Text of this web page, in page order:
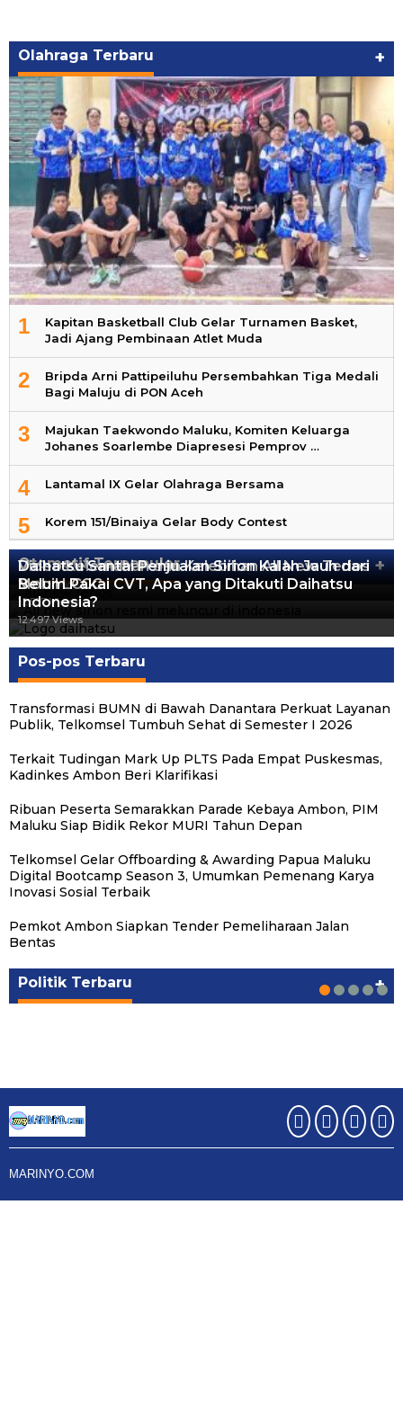
Olahraga Terbaru +
1
Kapitan Basketball Club Gelar Turnamen Basket,
Jadi Ajang Pembinaan Atlet Muda
2
Bripda Arni Pattipeiluhu Persembahkan Tiga Medali
Bagi Maluju di PON Aceh
3
Majukan Taekwondo Maluku, Komiten Keluarga
Johanes Soarlembe Diapresesi Pemprov …
4 Lantamal IX Gelar Olahraga Bersama
5 Korem 151/Binaiya Gelar Body Contest
Otomotif Terpopuler +
Video Kelemahan dan Kelebihan All New Terios
13.419 Views
Daihatsu Santai Penjualan Sirion Kalah Jauh dari
Mobil LCGC
12.557 Views
Belum Pakai CVT, Apa yang Ditakuti Daihatsu
Indonesia?
12.497 Views
Pos-pos Terbaru
Transformasi BUMN di Bawah Danantara Perkuat Layanan
Publik, Telkomsel Tumbuh Sehat di Semester I 2026
Terkait Tudingan Mark Up PLTS Pada Empat Puskesmas,
Kadinkes Ambon Beri Klarifikasi
Ribuan Peserta Semarakkan Parade Kebaya Ambon, PIM
Maluku Siap Bidik Rekor MURI Tahun Depan
Telkomsel Gelar Offboarding & Awarding Papua Maluku
Digital Bootcamp Season 3, Umumkan Pemenang Karya
Inovasi Sosial Terbaik
Pemkot Ambon Siapkan Tender Pemeliharaan Jalan
Bentas
Politik Terbaru +
Michael Wattimena : Blok Masela Mulai
Politik | Juni 24, 2026
Putra Maluku Pimpin Penegakan Hukum ESDM,
Politik | Juni 24, 2026
Milad ke-24 PKS Maluku, Ratusan Warga
Politik | Mei 17, 2026
PKS Targetkan Peningkatan Kursi Legislatif
Politik | Agustus 24, 2025
Gubernur Maluku Harap PKS Terus
Politik | Agustus 24, 2025
MARINYO.COM